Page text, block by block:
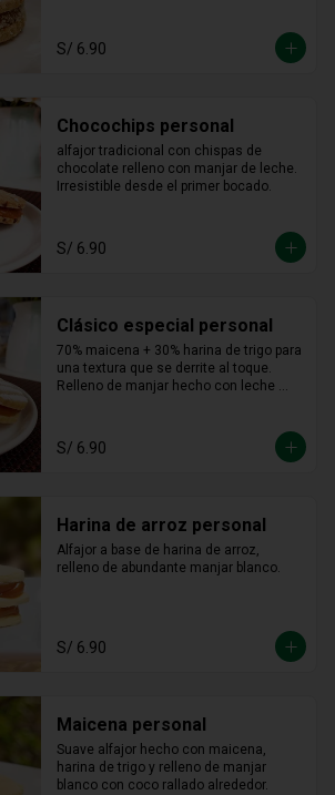
S/ 6.90
Chocochips personal
alfajor tradicional con chispas de
chocolate relleno con manjar de leche.
Irresistible desde el primer bocado.
S/ 6.90
Clásico especial personal
70% maicena + 30% harina de trigo para
una textura que se derrite al toque.
Relleno de manjar hecho con leche
S/ 6.90
Harina de arroz personal
Alfajor a base de harina de arroz,
relleno de abundante manjar blanco.
S/ 6.90
Maicena personal
Suave alfajor hecho con maicena,
harina de trigo y relleno de manjar
blanco con coco rallado alrededor.